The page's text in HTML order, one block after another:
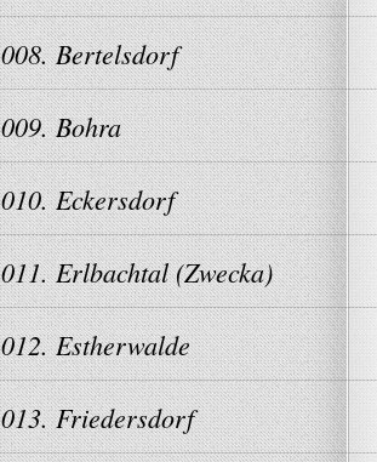
008. Bertelsdorf
009. Bohra
010. Eckersdorf
011. Erlbachtal (Zwecka)
012. Estherwalde
013. Friedersdorf